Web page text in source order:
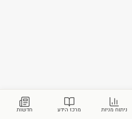
ניתוח מניות מרכז הידע חדשות